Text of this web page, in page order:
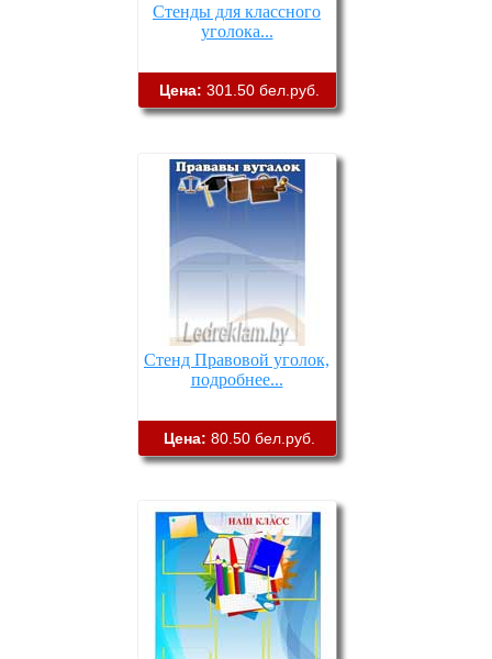
Стенды для классного
уголока...
Цена: 301.50 бел.руб.
Стенд Правовой уголок,
подробнее...
Цена: 80.50 бел.руб.